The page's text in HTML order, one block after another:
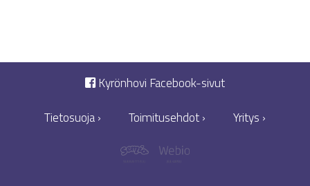
Kyrönhovi Facebook-sivut
Tietosuoja ›
Toimitusehdot › Yritys ›